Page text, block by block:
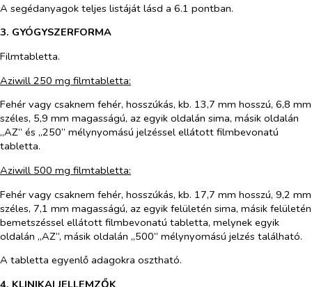
A segédanyagok teljes listáját lásd a 6.1 pontban.
3. GYÓGYSZERFORMA
Filmtabletta.
Aziwill 250 mg filmtabletta:
Fehér vagy csaknem fehér, hosszúkás, kb. 13,7 mm hosszú, 6,8 mm
széles, 5,9 mm magasságú, az egyik oldalán sima, másik oldalán
„AZ” és „250” mélynyomású jelzéssel ellátott filmbevonatú
tabletta.
Aziwill 500 mg filmtabletta:
Fehér vagy csaknem fehér, hosszúkás, kb. 17,7 mm hosszú, 9,2 mm
széles, 7,1 mm magasságú, az egyik felületén sima, másik felületén
bemetszéssel ellátott filmbevonatú tabletta, melynek egyik
oldalán „AZ”, másik oldalán „500” mélynyomású jelzés található.
A tabletta egyenlő adagokra osztható.
4. KLINIKAI JELLEMZŐK